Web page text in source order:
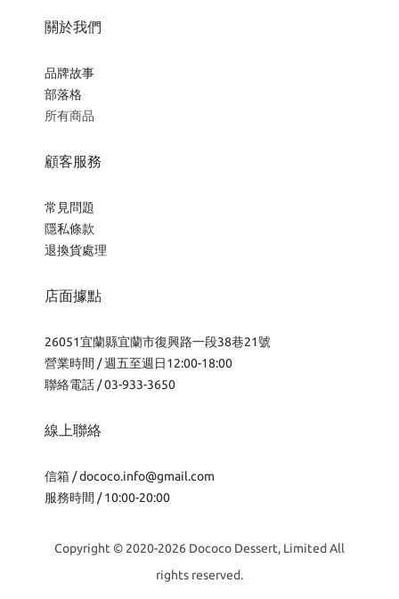
關於我們
品牌故事
部落格
所有商品
顧客服務
常見問題
隱私條款
退換貨處理
店面據點
26051宜蘭縣宜蘭市復興路一段38巷21號
營業時間 / 週五至週日12:00-18:00
聯絡電話 / 03-933-3650
線上聯絡
信箱 /dococo.info@gmail.com
服務時間 / 10:00-20:00
Copyright © 2020-2026 Dococo Dessert, Limited All
rights reserved.